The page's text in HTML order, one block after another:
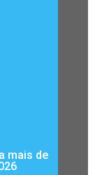
mais de